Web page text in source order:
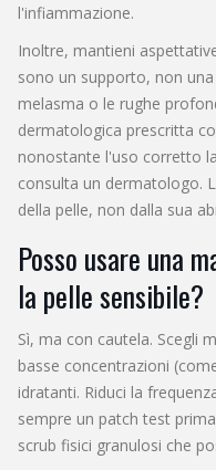
l'infiammazione.
Inoltre, mantieni
sono un supporto, non
melasma o le rughe
dermatologica prescritta
nonostante l'uso corretto
consulta un dermatologo.
della pelle, non dalla sua
Posso usare una
la pelle sensibile?
Sì, ma con cautela. Scegli
basse concentrazioni
idratanti. Riduci la
sempre un patch test
scrub fisici granulosi che